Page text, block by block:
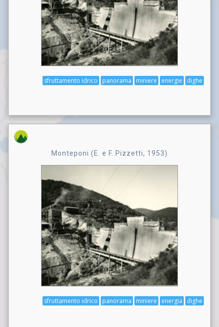
dighe
energie
miniere
panorama
sfruttamento idrico
Monteponi (E. e F. Pizzetti, 1953)
dighe
energia
miniere
panorama
sfruttamento idrico